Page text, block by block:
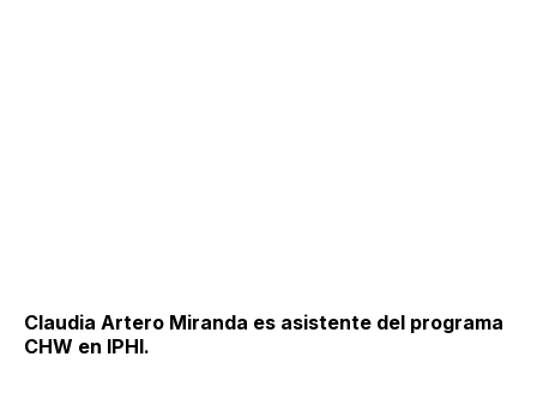
Claudia Artero Miranda es asistente del programa
CHW en IPHI.